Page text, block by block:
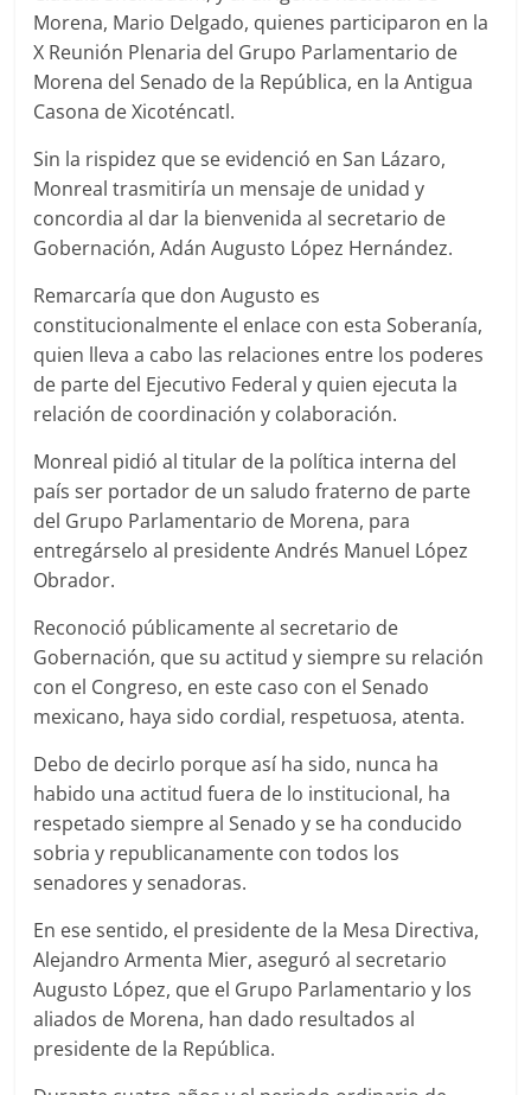
Morena, Mario Delgado, quienes participaron en la
X Reunión Plenaria del Grupo Parlamentario de
Morena del Senado de la República, en la Antigua
Casona de Xicoténcatl.
Sin la rispidez que se evidenció en San Lázaro,
Monreal trasmitiría un mensaje de unidad y
concordia al dar la bienvenida al secretario de
Gobernación, Adán Augusto López Hernández.
Remarcaría que don Augusto es
constitucionalmente el enlace con esta Soberanía,
quien lleva a cabo las relaciones entre los poderes
de parte del Ejecutivo Federal y quien ejecuta la
relación de coordinación y colaboración.
Monreal pidió al titular de la política interna del
país ser portador de un saludo fraterno de parte
del Grupo Parlamentario de Morena, para
entregárselo al presidente Andrés Manuel López
Obrador.
Reconoció públicamente al secretario de
Gobernación, que su actitud y siempre su relación
con el Congreso, en este caso con el Senado
mexicano, haya sido cordial, respetuosa, atenta.
Debo de decirlo porque así ha sido, nunca ha
habido una actitud fuera de lo institucional, ha
respetado siempre al Senado y se ha conducido
sobria y republicanamente con todos los
senadores y senadoras.
En ese sentido, el presidente de la Mesa Directiva,
Alejandro Armenta Mier, aseguró al secretario
Augusto López, que el Grupo Parlamentario y los
aliados de Morena, han dado resultados al
presidente de la República.